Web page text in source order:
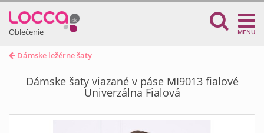
Oblečenie MENU
Dámske ležérne šaty
Dámske šaty viazané v páse MI9013 fialové
Univerzálna Fialová